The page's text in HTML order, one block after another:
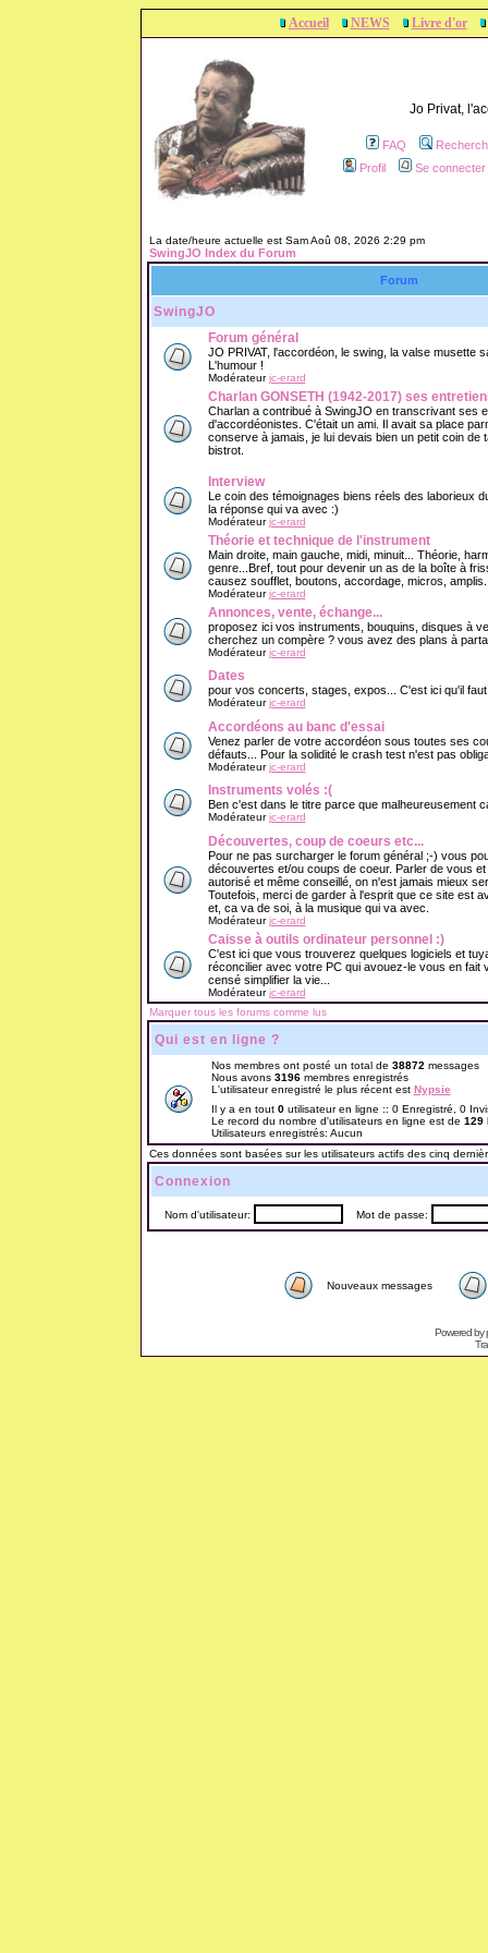
Accueil NEWS Livre d'or
Jo Privat,
FAQ
Profil
Se
La date/heure actuelle est Sam Aoû 08, 2026 2:29 pm
SwingJO Index du Forum
Forum
SwingJO
Forum général
JO PRIVAT, l'accordéon, le swing, la valse musette
L'humour !
Modérateurjc-erard
Charlan GONSETH (1942-2017) ses
Charlan a contribué à SwingJO en transcrivant ses
d'accordéonistes. C'était un ami. Il avait sa place
conserve à jamais, je lui devais bien un petit coin de
bistrot.
Interview
Le coin des témoignages biens réels des laborieux
la réponse qui va avec :)
Modérateurjc-erard
Théorie et technique de l'instrument
Main droite, main gauche, midi, minuit... Théorie,
genre...Bref, tout pour devenir un as de la boîte à
causez soufflet, boutons, accordage, micros,
Modérateurjc-erard
Annonces, vente, échange...
proposez ici vos instruments, bouquins, disques à
cherchez un compère ? vous avez des plans à
Modérateurjc-erard
Dates
pour vos concerts, stages, expos... C'est ici qu'il
Modérateurjc-erard
Accordéons au banc d'essai
Venez parler de votre accordéon sous toutes ses
défauts... Pour la solidité le crash test n'est pas
Modérateurjc-erard
Instruments volés :(
Ben c'est dans le titre parce que malheureusement
Modérateurjc-erard
Découvertes, coup de coeurs etc...
Pour ne pas surcharger le forum général ;-) vous
découvertes et/ou coups de coeur. Parler de vous
autorisé et même conseillé, on n'est jamais mieux
Toutefois, merci de garder à l'esprit que ce site est
et, ca va de soi, à la musique qui va avec.
Modérateurjc-erard
Caisse à outils ordinateur personnel :)
C'est ici que vous trouverez quelques logiciels et
réconcilier avec votre PC qui avouez-le vous en fait
censé simplifier la vie...
Modérateurjc-erard
Marquer tous les forums comme lus
Qui est en ligne ?
Nos membres ont posté un total de 38872 messages
Nous avons 3196membres enregistrés
L'utilisateur enregistré le plus récent est Nypsie
Il y a en tout 0utilisateur en ligne :: 0 Enregistré, 0
Le record du nombre d'utilisateurs en ligne est de 129
Utilisateurs enregistrés: Aucun
Ces données sont basées sur les utilisateurs actifs des cinq
Connexion
Nom d'utilisateur: Mot de passe:
Nouveaux messages
Powered by